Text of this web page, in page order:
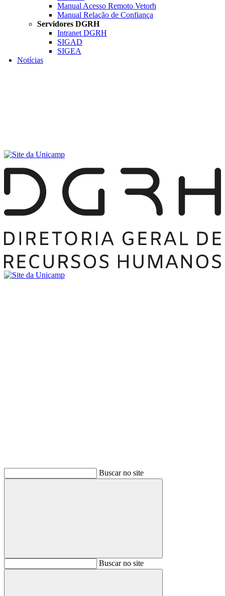
Manual Acesso Remoto Vetorh
Manual Relação de Confiança
Servidores DGRH
Intranet DGRH
SIGAD
SIGEA
Notícias
Buscar no site
BuscarBuscar no site